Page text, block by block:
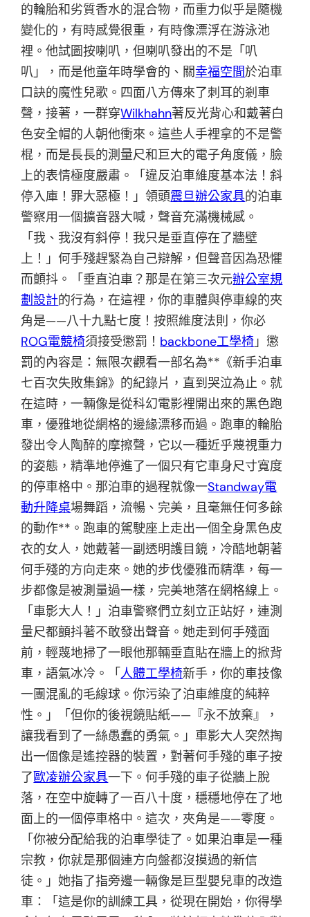
的輪胎和劣質香水的混合物，而重力似乎是隨機
變化的，有時感覺很重，有時像漂浮在游泳池
裡。他試圖按喇叭，但喇叭發出的不是「叭
叭」，而是他童年時學會的、關幸福空間於泊車
口訣的魔性兒歌。四面八方傳來了刺耳的剎車
聲，接著，一群穿Wilkhahn著反光背心和戴著白
色安全帽的人朝他衝來。這些人手裡拿的不是警
棍，而是長長的測量尺和巨大的電子角度儀，臉
上的表情極度嚴肅。「違反泊車維度基本法！斜
停入庫！罪大惡極！」領頭震旦辦公家具的泊車
警察用一個擴音器大喊，聲音充滿機械感。
「我、我沒有斜停！我只是垂直停在了牆壁
上！」何手殘趕緊為自己辯解，但聲音因為恐懼
而顫抖。「垂直泊車？那是在第三次元辦公室規
劃設計的行為，在這裡，你的車體與停車線的夾
角是——八十九點七度！按照維度法則，你必
ROG電競椅須接受懲罰！ backbone工學椅」懲
罰的內容是：無限次觀看一部名為**《新手泊車
七百次失敗集錦》的紀錄片，直到哭泣為止。就
在這時，一輛像是從科幻電影裡開出來的黑色跑
車，優雅地從網格的邊緣漂移而過。跑車的輪胎
發出令人陶醉的摩擦聲，它以一種近乎蔑視重力
的姿態，精準地停進了一個只有它車身尺寸寬度
的停車格中。那泊車的過程就像一Standway電
動升降桌場舞蹈，流暢、完美，且毫無任何多餘
的動作**。跑車的駕駛座上走出一個全身黑色皮
衣的女人，她戴著一副透明護目鏡，冷酷地朝著
何手殘的方向走來。她的步伐優雅而精準，每一
步都像是被測量過一樣，完美地落在網格線上。
「車影大人！」泊車警察們立刻立正站好，連測
量尺都顫抖著不敢發出聲音。她走到何手殘面
前，輕蔑地掃了一眼他那輛垂直貼在牆上的掀背
車，語氣冰冷。「人體工學椅新手，你的車技像
一團混亂的毛線球。你污染了泊車維度的純粹
性。」「但你的後視鏡貼紙——『永不放棄』，
讓我看到了一絲愚蠢的勇氣。」車影大人突然掏
出一個像是遙控器的裝置，對著何手殘的車子按
了歐凌辦公家具一下。何手殘的車子從牆上脫
落，在空中旋轉了一百八十度，穩穩地停在了地
面上的一個停車格中。這次，夾角是——零度。
「你被分配給我的泊車學徒了。如果泊車是一種
宗教，你就是那個連方向盤都沒摸過的新信
徒。」她指了指旁邊一輛像是巨型嬰兒車的改造
車：「這是你的訓練工具，從現在開始，你得學